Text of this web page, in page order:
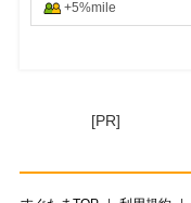
+5%mile
[PR]